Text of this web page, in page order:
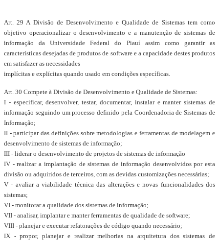
Art. 29 A Divisão de Desenvolvimento e Qualidade de Sistemas tem como
objetivo operacionalizar o desenvolvimento e a manutenção de sistemas de
informação da Universidade Federal do Piauí assim como garantir as
características desejadas de produtos de software e a capacidade destes produtos
em satisfazer as necessidades
implícitas e explícitas quando usado em condições específicas.
Art. 30 Compete à Divisão de Desenvolvimento e Qualidade de Sistemas:
I - especificar, desenvolver, testar, documentar, instalar e manter sistemas de
informação seguindo um processo definido pela Coordenadoria de Sistemas de
Informação;
II - participar das definições sobre metodologias e ferramentas de modelagem e
desenvolvimento de sistemas de informação;
III - liderar o desenvolvimento de projetos de sistemas de informação
IV - realizar a implantação de sistemas de informação desenvolvidos por esta
divisão ou adquiridos de terceiros, com as devidas customizações necessárias;
V - avaliar a viabilidade técnica das alterações e novas funcionalidades dos
sistemas;
VI - monitorar a qualidade dos sistemas de informação;
VII - analisar, implantar e manter ferramentas de qualidade de software;
VIII - planejar e executar refatorações de código quando necessário;
IX - propor, planejar e realizar melhorias na arquitetura dos sistemas de